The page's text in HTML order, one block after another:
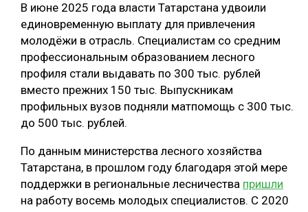
В июне 2025 года власти Татарстана удвоили
единовременную выплату для привлечения
молодёжи в отрасль. Специалистам со средним
профессиональным образованием лесного
профиля стали выдавать по 300 тыс. рублей
вместо прежних 150 тыс. Выпускникам
профильных вузов подняли матпомощь с 300 тыс.
до 500 тыс. рублей.
По данным министерства лесного хозяйства
Татарстана, в прошлом году благодаря этой мере
поддержки в региональные лесничества пришли
на работу восемь молодых специалистов. С 2020